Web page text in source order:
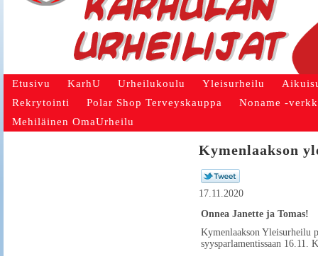
Etusivu KarhU Urheilukoulu Yleisurheilu
Rekrytointi
Polar Shop Terveyskauppa
Noname -
Mehiläinen OmaUrheilu
Kymenlaakson
17.11.2020
Onnea Janette ja Tomas!
Kymenlaakson Yleisurheilu
syysparlamentissaan 16.11.